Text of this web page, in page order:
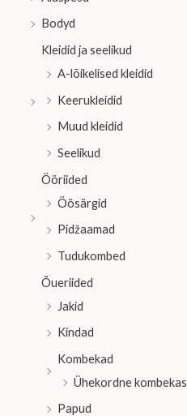
Bodyd
Kleidid ja seelikud
A-lõikelised kleidid
Keerukleidid
Muud kleidid
Seelikud
Ööriided
Öösärgid
Pidžaamad
Tudukombed
Õueriided
Jakid
Kindad
Kombekad
Ühekordne kombekas
Papud